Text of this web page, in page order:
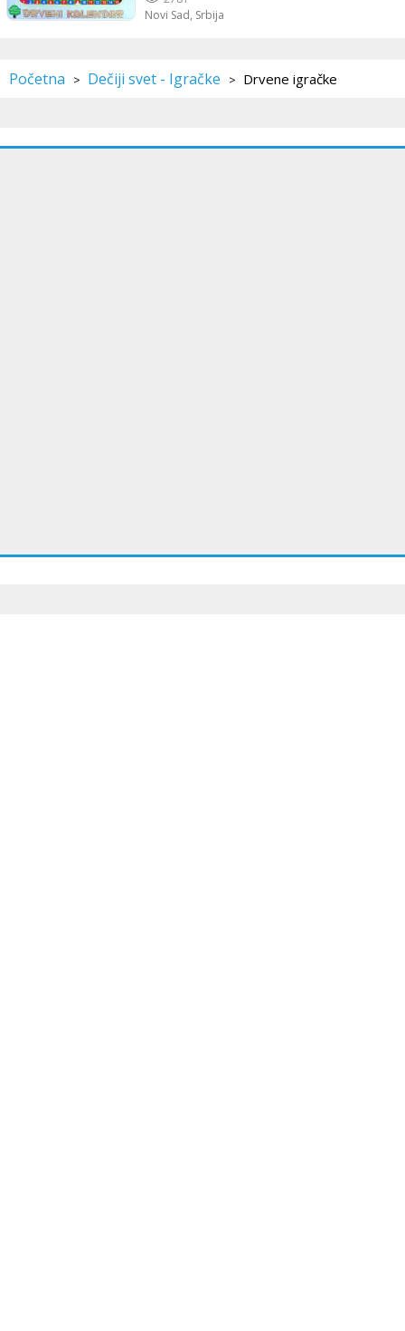
Novi Sad, Srbija
Početna > Dečiji svet - Igračke > Drvene igračke